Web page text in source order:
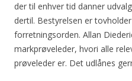
der til enhver tid danner
dertil. Bestyrelsen er
forretningsorden. Allan
markprøveleder, hvori alle
prøveleder er. Det udlånes